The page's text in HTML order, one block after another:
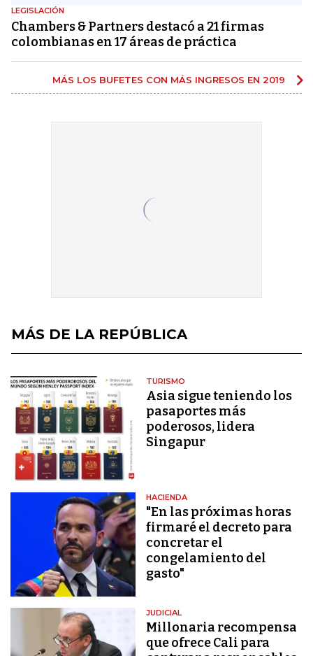
LEGISLACIÓN
Chambers & Partners destacó a 21 firmas
colombianas en 17 áreas de práctica
MÁS LOS BUFETES CON MÁS INGRESOS EN 2019
MÁS DE LA REPÚBLICA
TURISMO
Asia sigue teniendo los
pasaportes más
poderosos, lidera
Singapur
HACIENDA
"En las próximas horas
firmaré el decreto para
concretar el
congelamiento del
gasto"
JUDICIAL
Millonaria recompensa
que ofrece Cali para